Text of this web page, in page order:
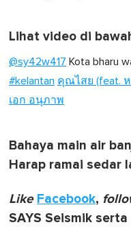
Lihat video di
@sy42w417 Kota bharu
#kelantan คุณไสย (feat.
เอก อนุภาพ
Bahaya main air
Harap ramai sedar
Like Facebook,
SAYS Seismik